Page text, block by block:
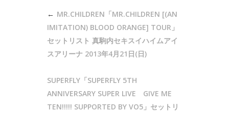
MR.CHILDREN「MR.CHILDREN [(AN
IMITATION) BLOOD ORANGE] TOUR」
セットリスト 真駒内セキスイハイムアイ
スアリーナ 2013年4月21日(日)
SUPERFLY「SUPERFLY 5TH
ANNIVERSARY SUPER LIVE GIVE ME
TEN!!!!! SUPPORTED BY VO5」セットリ